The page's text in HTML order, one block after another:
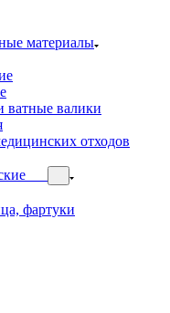
материалы
ватные валики
отходов
фартуки